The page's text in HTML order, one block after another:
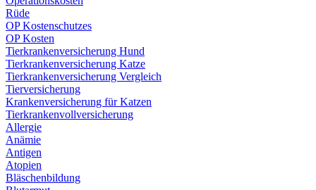
Rüde
OP Kostenschutzes
OP Kosten
Tierkrankenversicherung Hund
Tierkrankenversicherung Katze
Tierkrankenversicherung Vergleich
Tierversicherung
Krankenversicherung für Katzen
Tierkrankenvollversicherung
Allergie
Anämie
Antigen
Atopien
Bläschenbildung